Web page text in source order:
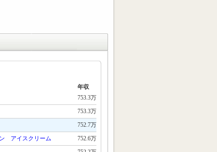
年収
753.3万
753.3万
752.7万
アイスクリーム
752.6万